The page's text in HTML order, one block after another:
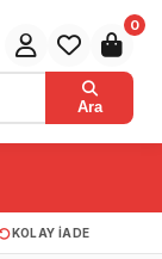
Ara
0
KOLAY IADE